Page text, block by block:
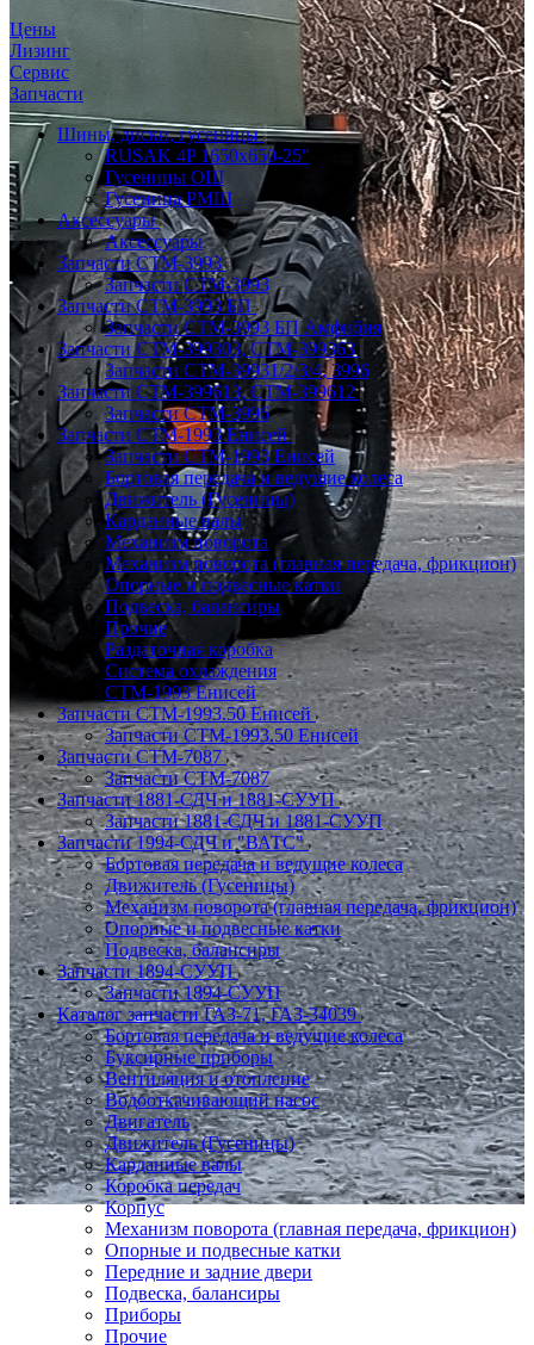
Цены
Лизинг
Сервис
Запчасти
Шины, диски, гусеницы
RUSAK 4P 1650х650-25"
Гусеницы ОШ
Гусеница РМШ
Аксессуары
Аксессуары
Запчасти СТМ-3993
Запчасти СТМ-3993
Запчасти СТМ-3993 БП
Запчасти СТМ-3993 БП Амфибия
Запчасти СТМ-399303, СТМ-399363
Запчасти СТМ-39931/2/3/4, 3996
Запчасти СТМ-399613, СТМ-399612
Запчасти СТМ-3996
Запчасти СТМ-1993 Енисей
Запчасти СТМ-1993 Енисей
Бортовая передача и ведущие колеса
Движитель (Гусеницы)
Карданные валы
Механизм поворота
Механизм поворота (главная передача, фрикцион)
Опорные и подвесные катки
Подвеска, балансиры
Прочие
Раздаточная коробка
Система охлаждения
СТМ-1993 Енисей
Запчасти СТМ-1993.50 Енисей
Запчасти СТМ-1993.50 Енисей
Запчасти СТМ-7087
Запчасти СТМ-7087
Запчасти 1881-СДЧ и 1881-СУУП
Запчасти 1881-СДЧ и 1881-СУУП
Запчасти 1994-СДЧ и "ВАТС"
Бортовая передача и ведущие колеса
Движитель (Гусеницы)
Механизм поворота (главная передача, фрикцион)
Опорные и подвесные катки
Подвеска, балансиры
Запчасти 1894-СУУП
Запчасти 1894-СУУП
Каталог запчасти ГАЗ-71, ГАЗ-34039
Бортовая передача и ведущие колеса
Буксирные приборы
Вентиляция и отопление
Водооткачивающий насос
Двигатель
Движитель (Гусеницы)
Карданные валы
Коробка передач
Корпус
Механизм поворота (главная передача, фрикцион)
Опорные и подвесные катки
Передние и задние двери
Подвеска, балансиры
Приборы
Прочие